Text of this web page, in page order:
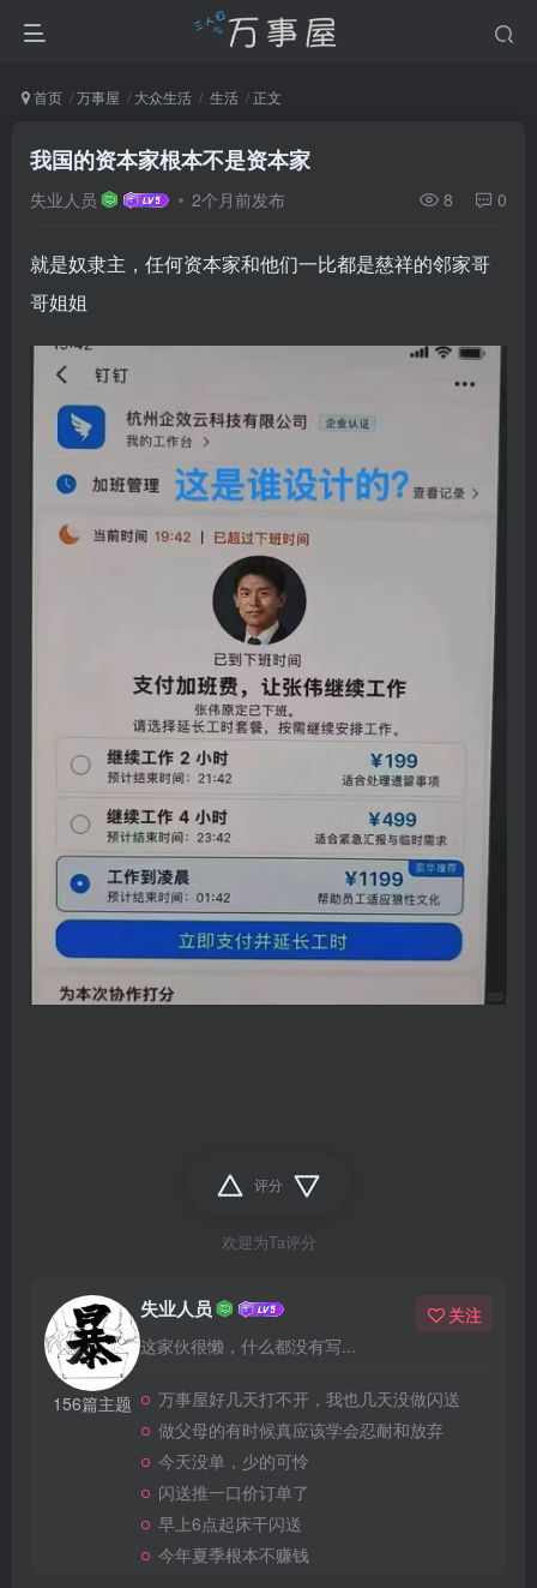
首页 万事屋 大众生活 生活 正文
我国的资本家根本不是资本家
失业人员 2个月前发布 8 0
就是奴隶主，任何资本家和他们一比都是慈祥的邻家哥
哥姐姐
评分
欢迎为Ta评分
156篇主题
失业人员
这家伙很懒，什么都没有写...
关注
万事屋好几天打不开，我也几天没做闪送
做父母的有时候真应该学会忍耐和放弃
今天没单，少的可怜
闪送推一口价订单了
早上6点起床干闪送
今年夏季根本不赚钱